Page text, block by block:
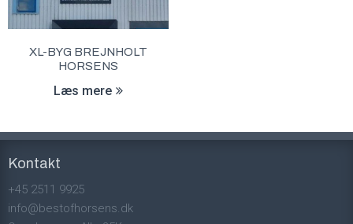
XL-BYG BREJNHOLT
HORSENS
Læs mere
Kontakt
+45 2511 9925
info@bestofhorsens.dk